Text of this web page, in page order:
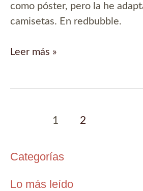
como póster, pero la he
camisetas. En redbubble.
Camiseta
Leer más »
Paginación1 2
Categorías
Lo más leído